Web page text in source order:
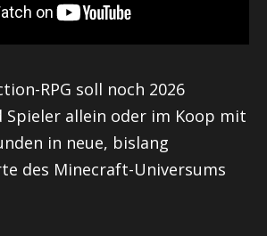
RPG soll noch 2026
Spieler allein oder im Koop mit
in neue, bislang
des Minecraft-Universums